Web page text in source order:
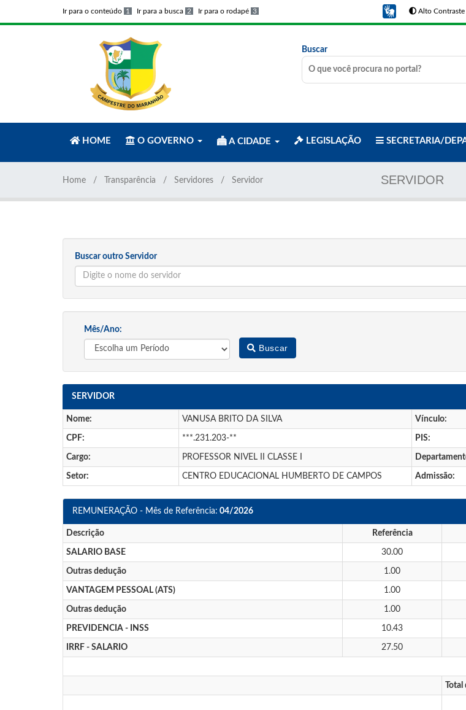
Ir para o conteúdo 1 Ir para a busca 2 Ir para o rodapé 3 Alto Contraste
Buscar
HOME O GOVERNO A CIDADE LEGISLAÇÃO SECRETARIA/
SERVIDOR
Home Transparência Servidores Servidor
Buscar outro Servidor
Mês/Ano:
Buscar
SERVIDOR
Nome: VANUSA BRITO DA SILVA Vínculo:
CPF: ***.231.203-** PIS:
Cargo: PROFESSOR NIVEL II CLASSE I
Setor: CENTRO EDUCACIONAL HUMBERTO DE CAMPOS Admissão:
REMUNERAÇÃO - Mês de Referência: 04/2026
Descrição Referência
SALARIO BASE 30.00
Outras dedução 1.00
VANTAGEM PESSOAL (ATS) 1.00
Outras dedução 1.00
PREVIDENCIA - INSS 10.43
IRRF - SALARIO 27.50
Total